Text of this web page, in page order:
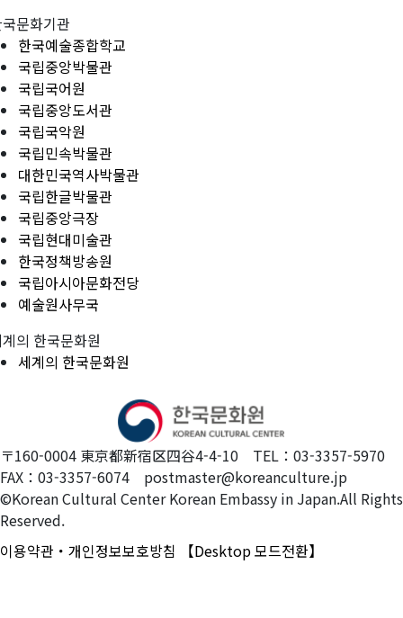
문화기관
한국예술종합학교
국립중앙박물관
국립국어원
국립중앙도서관
국립국악원
국립민속박물관
대한민국역사박물관
국립한글박물관
국립중앙극장
국립현대미술관
한국정책방송원
국립아시아문화전당
예술원사무국
의 한국문화원
세계의 한국문화원
〒160-0004 東京都新宿区四谷4-4-10 TEL：03-3357-5970
FAX：03-3357-6074 postmaster@koreanculture.jp
©Korean Cultural Center Korean Embassy in Japan.All Rights
Reserved.
이용약관・개인정보보호방침
【Desktop 모드전환】